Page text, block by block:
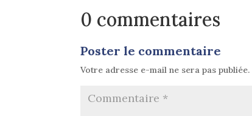
0 commentaires
Poster le commentaire
Votre adresse e-mail ne sera pas publiée.